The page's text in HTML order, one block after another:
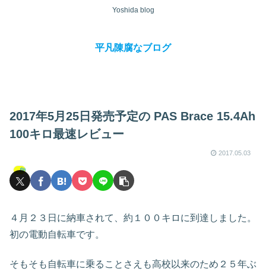
Yoshida blog
平凡陳腐なブログ
2017年5月25日発売予定の PAS Brace 15.4Ah
100キロ最速レビュー
2017.05.03
自転車・サイクリング
４月２３日に納車されて、約１００キロに到達しました。
初の電動自転車です。
そもそも自転車に乗ることさえも高校以来のため２５年ぶ